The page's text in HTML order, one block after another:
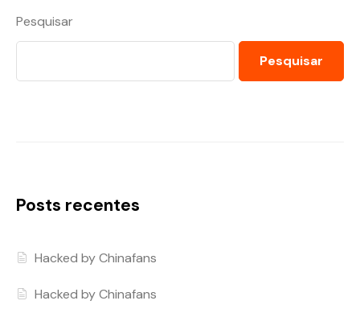
Pesquisar
Pesquisar
Posts recentes
Hacked by Chinafans
Hacked by Chinafans